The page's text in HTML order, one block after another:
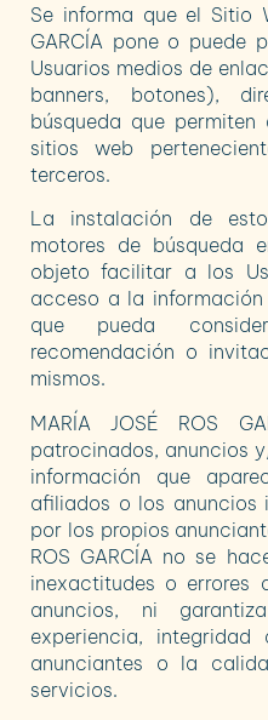
Se informa que el Sitio
GARCÍA pone o puede
Usuarios medios de
banners, botones),
búsqueda que
sitios web
terceros.
La instalación de
motores de búsqueda
objeto facilitar a los
acceso a la
que pueda
recomendación o
mismos.
MARÍA JOSÉ ROS
patrocinados, anuncios
información que
afiliados o los anuncios
por los propios
ROS GARCÍA no se
inexactitudes o errores
anuncios, ni
experiencia,
anunciantes o la
servicios.